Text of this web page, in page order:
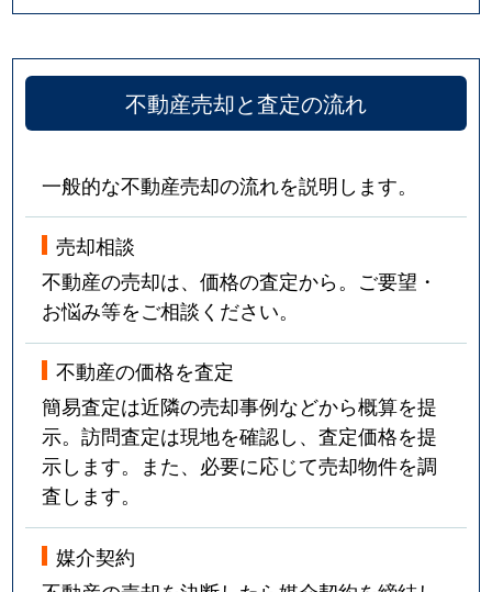
不動産売却と査定の流れ
一般的な不動産売却の流れを説明します。
売却相談
不動産の売却は、価格の査定から。ご要望・
お悩み等をご相談ください。
不動産の価格を査定
簡易査定は近隣の売却事例などから概算を提
示。訪問査定は現地を確認し、査定価格を提
示します。また、必要に応じて売却物件を調
査します。
媒介契約